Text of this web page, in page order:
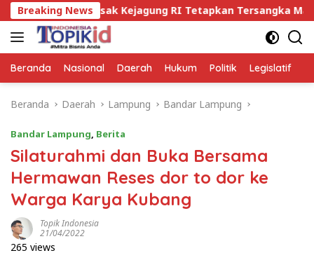
Langsung
ke
konten
Breaking News
Desak Kejagung RI Tetapkan Tersangka Mafia Tanah di
Beranda Nasional Daerah Hukum Politik Legislatif
Beranda Daerah Lampung Bandar Lampung
Bandar Lampung, Berita
Silaturahmi dan Buka Bersama
Hermawan Reses dor to dor ke
Warga Karya Kubang
Topik Indonesia
21/04/2022
265 views